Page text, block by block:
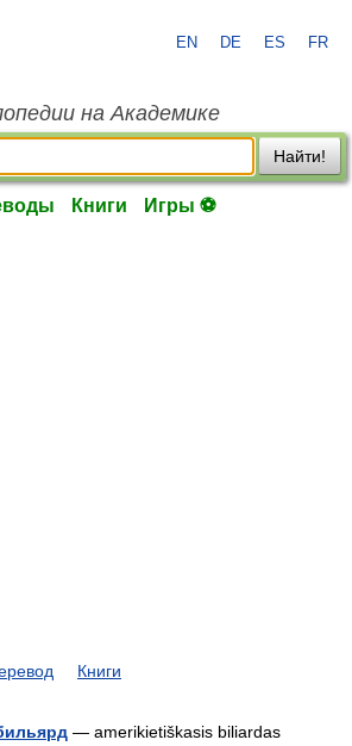
EN DE ES FR
на Академике
Найти!
Книги Игры ⚽
Книги
— amerikietiškasis biliardas